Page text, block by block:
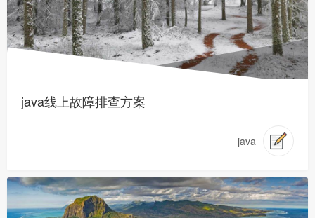
java线上故障排查方案
java